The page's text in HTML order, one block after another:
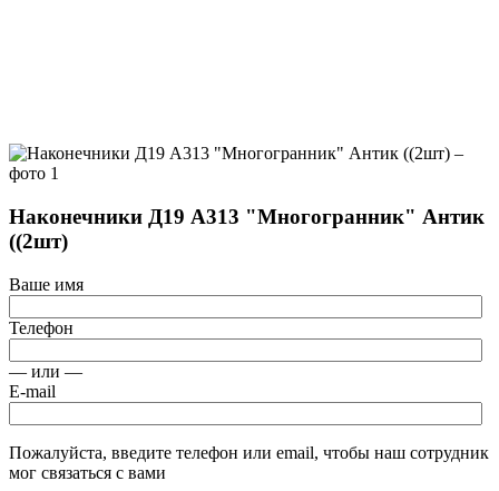
Наконечники Д19 А313 "Многогранник" Антик
((2шт)
Ваше имя
Телефон
— или —
E-mail
Пожалуйста, введите телефон или email, чтобы наш сотрудник
мог связаться с вами